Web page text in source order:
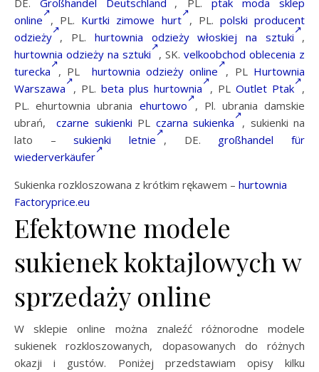
DE.Großhandel Deutschland , PL. ptak moda sklep
online
, PL. Kurtki zimowe hurt , PL. polski producent
odzieży , PL. hurtownia odzieży włoskiej na sztuki
,
hurtownia odzieży na sztuki
, SK. velkoobchod oblecenia z
turecka
, PL hurtownia odzieży online , PL Hurtownia
Warszawa
, PL. beta plus hurtownia , PL Outlet Ptak ,
PL. ehurtownia ubrania ehurtowo
, Pl. ubrania damskie
ubrań,
czarne sukienki PL czarna sukienka , sukienki na
lato –sukienki letnie , DE. großhandel für
wiederverkäufer
Sukienka rozkloszowana z krótkim rękawem – hurtownia
Factoryprice.eu
Efektowne modele
sukienek koktajlowych w
sprzedaży online
W sklepie online można znaleźć różnorodne modele
sukienek rozkloszowanych, dopasowanych do różnych
okazji i gustów. Poniżej przedstawiam opisy kilku